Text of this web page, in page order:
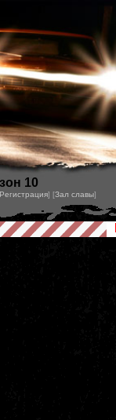
10
Регистрация] [Зал славы]